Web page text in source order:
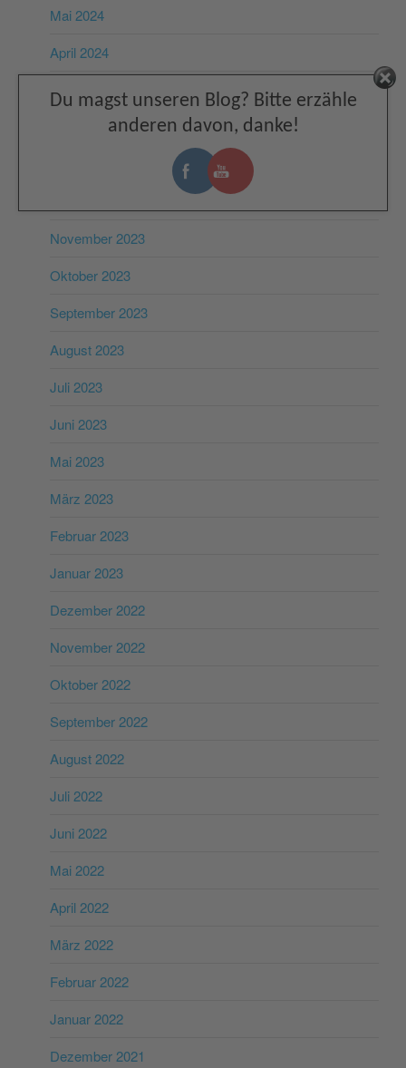
Mai 2024
April 2024
März 2024
Februar 2024
November 2023
Oktober 2023
September 2023
August 2023
Juli 2023
Juni 2023
Mai 2023
März 2023
Februar 2023
Januar 2023
Dezember 2022
November 2022
Oktober 2022
September 2022
August 2022
Juli 2022
Juni 2022
Mai 2022
April 2022
März 2022
Februar 2022
Januar 2022
Dezember 2021
Du magst unseren Blog? Bitte erzähle
anderen davon, danke!
Facebook